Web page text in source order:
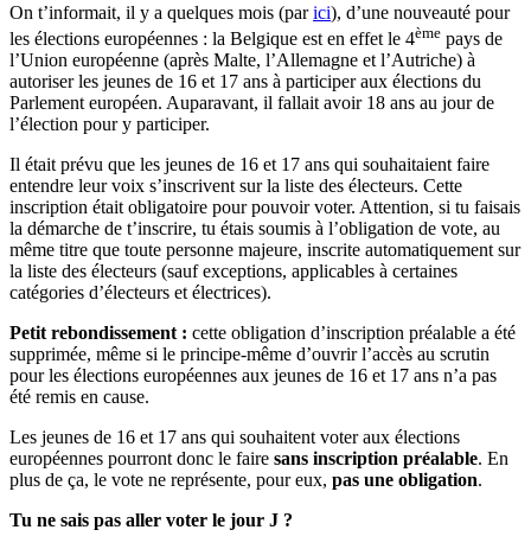
On t’informait, il y a quelques mois (parici), d’une nouveauté pour
les élections européennes : la Belgique est en effet le 4ème pays de
l’Union européenne (après Malte, l’Allemagne et l’Autriche) à
autoriser les jeunes de 16 et 17 ans à participer aux élections du
Parlement européen. Auparavant, il fallait avoir 18 ans au jour de
l’élection pour y participer.
Il était prévu que les jeunes de 16 et 17 ans qui souhaitaient faire
entendre leur voix s’inscrivent sur la liste des électeurs. Cette
inscription était obligatoire pour pouvoir voter. Attention, si tu faisais
la démarche de t’inscrire, tu étais soumis à l’obligation de vote, au
même titre que toute personne majeure, inscrite automatiquement sur
la liste des électeurs (sauf exceptions, applicables à certaines
catégories d’électeurs et électrices).
Petit rebondissement : cette obligation d’inscription préalable a été
supprimée, même si le principe-même d’ouvrir l’accès au scrutin
pour les élections européennes aux jeunes de 16 et 17 ans n’a pas
été remis en cause.
Les jeunes de 16 et 17 ans qui souhaitent voter aux élections
européennes pourront donc le faire sans inscription préalable. En
plus de ça, le vote ne représente, pour eux, pas une obligation.
Tu ne sais pas aller voter le jour J ?